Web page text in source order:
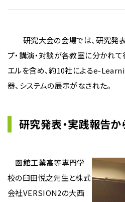
研究大会の会場では、研究発表
プ・講演・対談が各教室に分かれ
エルを含め、約10社によるe-
器、システムの展示がなされた。
研究発表・実践報告か
函館工業高等専門学
校の臼田悦之先生と株式
会社VERSION2の大西